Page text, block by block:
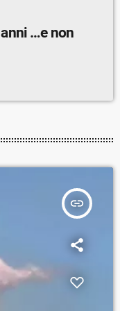
…e non
insert_link